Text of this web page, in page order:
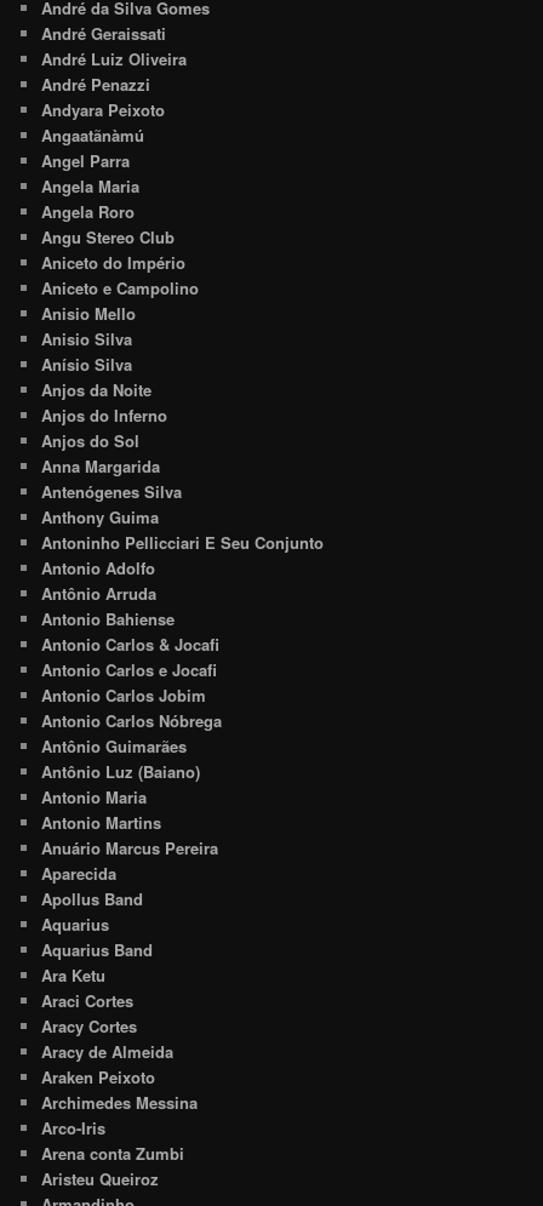
André da Silva Gomes
André Geraissati
André Luiz Oliveira
André Penazzi
Andyara Peixoto
Angaatãnàmú
Angel Parra
Angela Maria
Angela Roro
Angu Stereo Club
Aniceto do Império
Aniceto e Campolino
Anisio Mello
Anisio Silva
Anísio Silva
Anjos da Noite
Anjos do Inferno
Anjos do Sol
Anna Margarida
Antenógenes Silva
Anthony Guima
Antoninho Pellicciari E Seu Conjunto
Antonio Adolfo
Antônio Arruda
Antonio Bahiense
Antonio Carlos & Jocafi
Antonio Carlos e Jocafi
Antonio Carlos Jobim
Antonio Carlos Nóbrega
Antônio Guimarães
Antônio Luz (Baiano)
Antonio Maria
Antonio Martins
Anuário Marcus Pereira
Aparecida
Apollus Band
Aquarius
Aquarius Band
Ara Ketu
Araci Cortes
Aracy Cortes
Aracy de Almeida
Araken Peixoto
Archimedes Messina
Arco-Iris
Arena conta Zumbi
Aristeu Queiroz